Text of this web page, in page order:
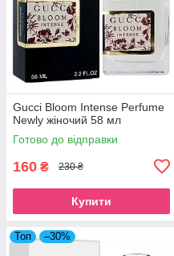
Gucci Bloom Intense Perfume
Newly жіночий 58 мл
Готово до відправки
160 ₴ 230 ₴
Купити
Топ –30%